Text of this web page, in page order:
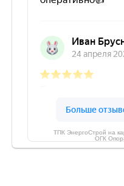
ТПК ЭнергоСтрой на
ОГК